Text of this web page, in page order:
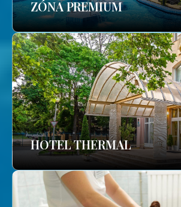
ZÓNA PREMIUM
HOTEL THERMAL